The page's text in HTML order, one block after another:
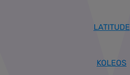
LATITUDE
KOLEOS